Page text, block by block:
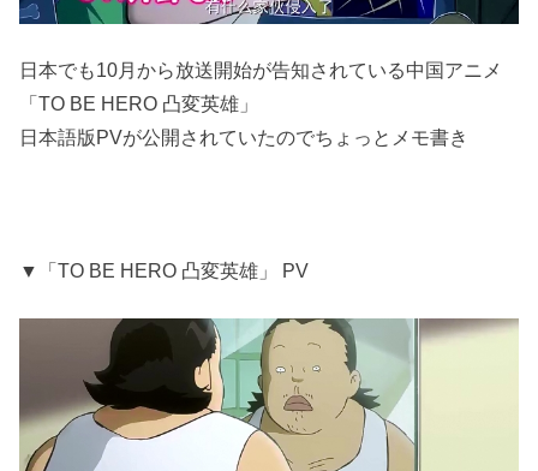
日本でも10月から放送開始が告知されている中国アニメ
「TO BE HERO 凸変英雄」
日本語版PVが公開されていたのでちょっとメモ書き
▼「TO BE HERO 凸変英雄」 PV